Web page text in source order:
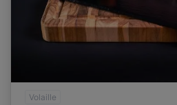
Volaille